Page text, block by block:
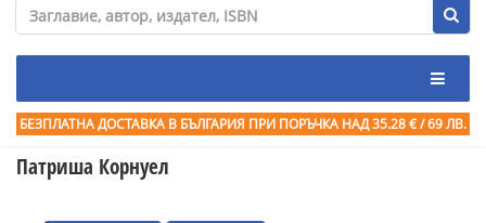
БЕЗПЛАТНА ДОСТАВКА В БЪЛГАРИЯ ПРИ ПОРЪЧКА НАД 35.28 € / 69 ЛВ.
Патриша Корнуел